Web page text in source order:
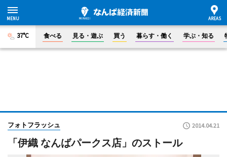
37°C 食べる 見る・遊ぶ 買う 暮らす・働く 学ぶ・知る
フォトフラッシュ 2014.04.21
「伊織 なんばパークス店」のストール